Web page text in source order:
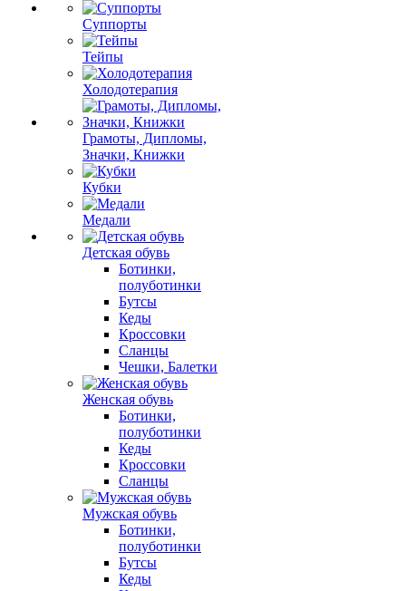
Суппорты
Тейпы
Холодотерапия
Грамоты, Дипломы,
Значки, Книжки
Кубки
Медали
Детская обувь
Ботинки,
полуботинки
Бутсы
Кеды
Кроссовки
Сланцы
Чешки, Балетки
Женская обувь
Ботинки,
полуботинки
Кеды
Кроссовки
Сланцы
Мужская обувь
Ботинки,
полуботинки
Бутсы
Кеды